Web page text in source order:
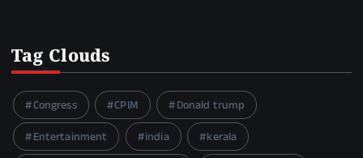
Tag Clouds
Congress CPIM
Donald trump
Entertainment
india
kerala